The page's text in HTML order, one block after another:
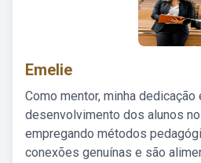
Emelie
Como mentor, minha dedicação
desenvolvimento dos alunos
empregando métodos
conexões genuínas e são